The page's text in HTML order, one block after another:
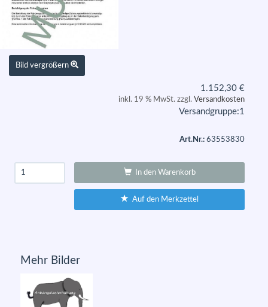
Bild vergrößern
1.152,30 €
inkl. 19 % MwSt. zzgl. Versandkosten
Versandgruppe:1
Art.Nr.: 63553830
In den Warenkorb
Auf den Merkzettel
Mehr Bilder